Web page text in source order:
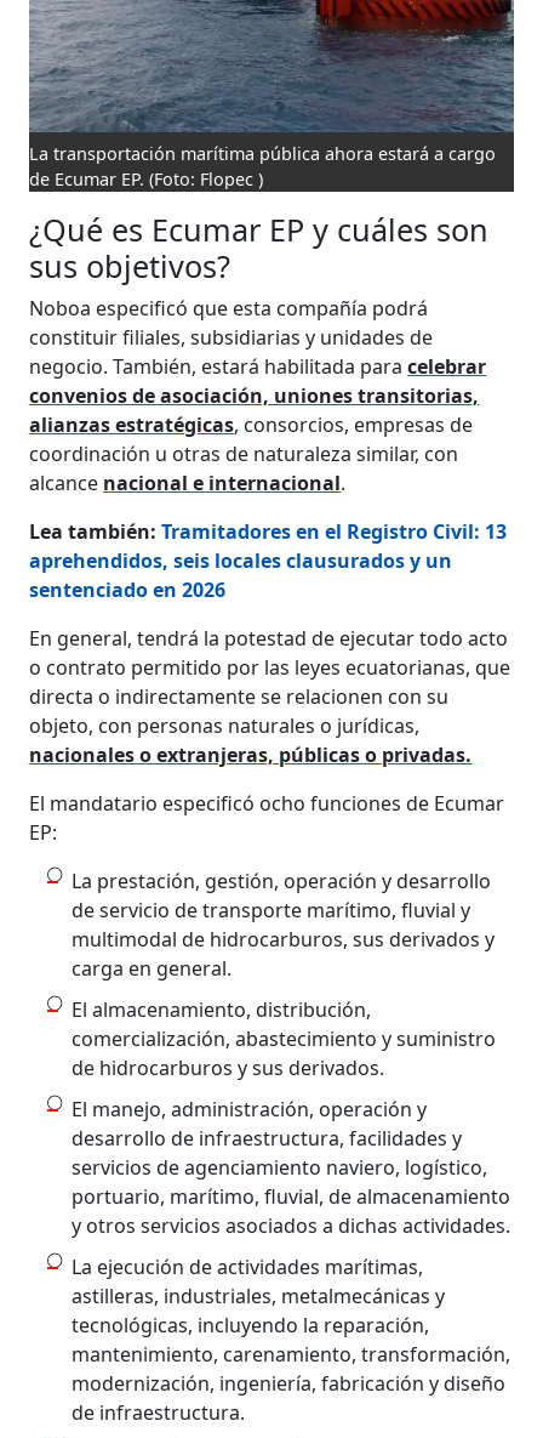
La transportación marítima pública ahora estará a cargo
de Ecumar EP.(Foto: Flopec )
¿Qué es Ecumar EP y cuáles son
sus objetivos?
Noboa especificó que esta compañía podrá
constituir filiales, subsidiarias y unidades de
negocio. También, estará habilitada paracelebrar
convenios de asociación, uniones transitorias,
alianzas estratégicas, consorcios, empresas de
coordinación u otras de naturaleza similar, con
alcance nacional e internacional.
Lea también:Tramitadores en el Registro Civil: 13
aprehendidos, seis locales clausurados y un
sentenciado en 2026
En general, tendrá la potestad de ejecutar todo acto
o contrato permitido por las leyes ecuatorianas, que
directa o indirectamente se relacionen con su
objeto, con personas naturales o jurídicas,
nacionales o extranjeras, públicas o privadas.
El mandatario especificó ocho funciones de Ecumar
EP:
La prestación, gestión, operación y desarrollo
de servicio de transporte marítimo, fluvial y
multimodal de hidrocarburos, sus derivados y
carga en general.
El almacenamiento, distribución,
comercialización, abastecimiento y suministro
de hidrocarburos y sus derivados.
El manejo, administración, operación y
desarrollo de infraestructura, facilidades y
servicios de agenciamiento naviero, logístico,
portuario, marítimo, fluvial, de almacenamiento
y otros servicios asociados a dichas actividades.
La ejecución de actividades marítimas,
astilleras, industriales, metalmecánicas y
tecnológicas, incluyendo la reparación,
mantenimiento, carenamiento, transformación,
modernización, ingeniería, fabricación y diseño
de infraestructura.